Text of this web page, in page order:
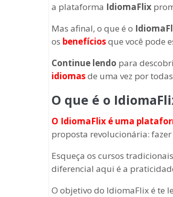
a plataforma IdiomaFlix
Mas afinal, o que é o
os benefíciosque você pode
Continue lendo para
idiomasde uma vez por
O que é o
O IdiomaFlix é uma
proposta revolucionária: fazer
Esqueça os cursos
diferencial aqui é a
O objetivo do IdiomaFlix é te